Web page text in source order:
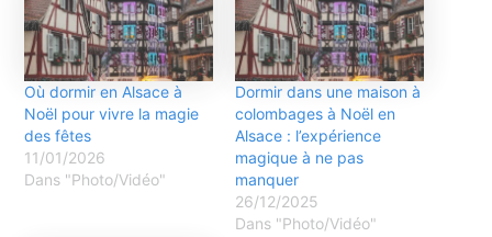
Où dormir en Alsace à
Noël pour vivre la magie
des fêtes
11/01/2026
Dans "Photo/Vidéo"
Dormir dans une maison à
colombages à Noël en
Alsace : l’expérience
magique à ne pas
manquer
26/12/2025
Dans "Photo/Vidéo"